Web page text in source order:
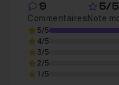
9
Commentaires
5/5
Note
5/5
4/5
3/5
2/5
1/5